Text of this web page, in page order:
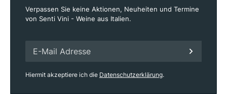
Verpassen Sie keine Aktionen, Neuheiten und Termine
von Senti Vini - Weine aus Italien.
Hiermit akzeptiere ich die Datenschutzerklärung.